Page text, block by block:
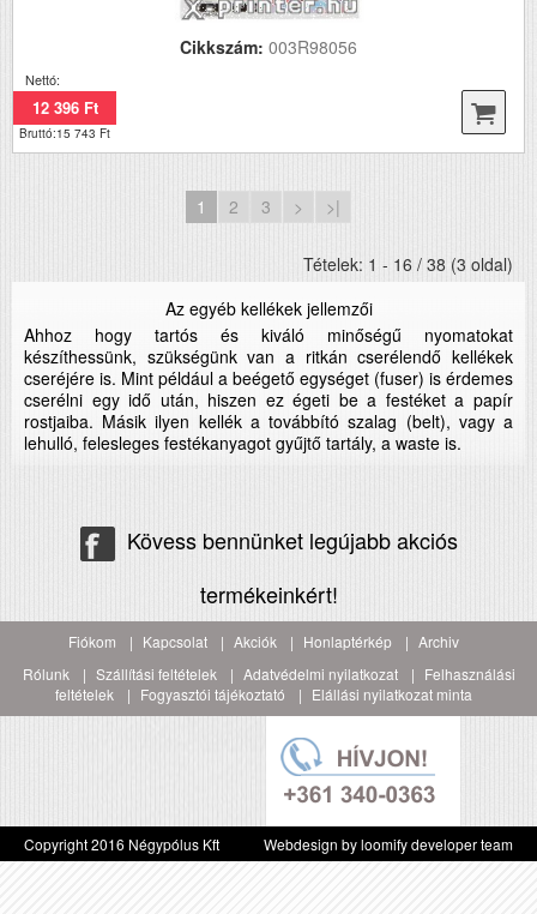
Cikkszám: 003R98056
Nettó:
12 396 Ft
Bruttó:15 743 Ft
1 2 3 > >|
Tételek: 1 - 16 / 38 (3 oldal)
Az egyéb kellékek jellemzői
Ahhoz hogy tartós és kiváló minőségű nyomatokat
készíthessünk, szükségünk van a ritkán cserélendő kellékek
cseréjére is. Mint például a beégető egységet (fuser) is érdemes
cserélni egy idő után, hiszen ez égeti be a festéket a papír
rostjaiba. Másik ilyen kellék a továbbító szalag (belt), vagy a
lehulló, felesleges festékanyagot gyűjtő tartály, a waste is.
Kövess bennünket legújabb akciós
termékeinkért!
Fiókom Kapcsolat Akciók Honlaptérkép
Archiv
Rólunk
Szállítási feltételek Adatvédelmi nyilatkozat
Felhasználási
feltételek
Fogyasztói tájékoztató Elállási nyilatkozat minta
Copyright 2016 Négypólus Kft Webdesign by loomify developer team